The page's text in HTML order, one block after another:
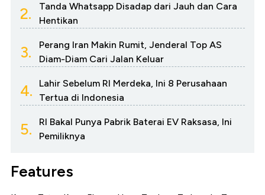
2.
Tanda Whatsapp Disadap dari Jauh dan Cara
Hentikan
3.
Perang Iran Makin Rumit, Jenderal Top AS
Diam-Diam Cari Jalan Keluar
4.
Lahir Sebelum RI Merdeka, Ini 8 Perusahaan
Tertua di Indonesia
5.
RI Bakal Punya Pabrik Baterai EV Raksasa, Ini
Pemiliknya
Features